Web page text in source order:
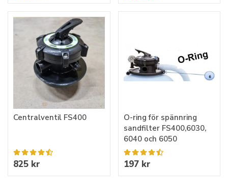
Centralventil FS400
825 kr
O-ring för spännring
sandfilter FS400,6030,
6040 och 6050
197 kr